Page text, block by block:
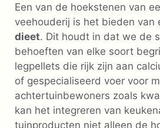
Een van de hoekstenen van
veehouderij is het bieden van
dieet. Dit houdt in dat we de
behoeften van elke soort
legpellets die rijk zijn aan
of gespecialiseerd voer voor
achtertuinbewoners zoals
kan het integreren van
tuinproducten niet alleen de